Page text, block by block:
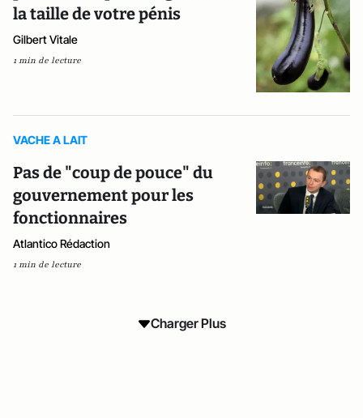
la taille de votre pénis
Gilbert Vitale
1 min de lecture
VACHE A LAIT
Pas de "coup de pouce" du
gouvernement pour les
fonctionnaires
Atlantico Rédaction
1 min de lecture
Charger Plus